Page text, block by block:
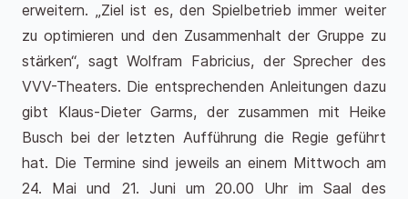
erweitern. „Ziel ist es, den Spielbetrieb immer weiter
zu optimieren und den Zusammenhalt der Gruppe zu
stärken“, sagt Wolfram Fabricius, der Sprecher des
VVV-Theaters. Die entsprechenden Anleitungen dazu
gibt Klaus-Dieter Garms, der zusammen mit Heike
Busch bei der letzten Aufführung die Regie geführt
hat. Die Termine sind jeweils an einem Mittwoch am
24. Mai und 21. Juni um 20.00 Uhr im Saal des